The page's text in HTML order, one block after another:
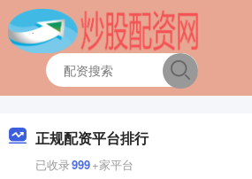
正规配资平台排行
已收录999+家平台